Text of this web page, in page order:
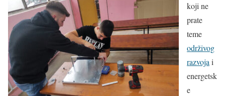
koji ne
prate
teme
održivog
razvojai
energetsk
e